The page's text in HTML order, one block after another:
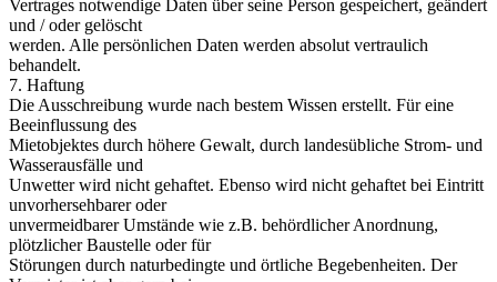
Vertrages notwendige Daten über seine Person gespeichert, geändert
und / oder gelöscht
werden. Alle persönlichen Daten werden absolut vertraulich
behandelt.
7. Haftung
Die Ausschreibung wurde nach bestem Wissen erstellt. Für eine
Beeinflussung des
Mietobjektes durch höhere Gewalt, durch landesübliche Strom- und
Wasserausfälle und
Unwetter wird nicht gehaftet. Ebenso wird nicht gehaftet bei Eintritt
unvorhersehbarer oder
unvermeidbarer Umstände wie z.B. behördlicher Anordnung,
plötzlicher Baustelle oder für
Störungen durch naturbedingte und örtliche Begebenheiten. Der